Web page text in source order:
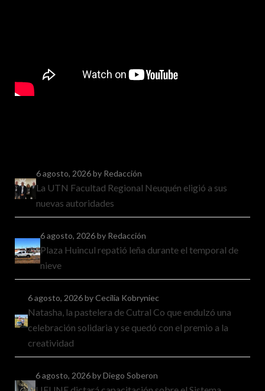
6 agosto, 2026by Redacción
La UTN Facultad Regional Neuquén eligió a sus
nuevas autoridades
6 agosto, 2026by Redacción
Plaza Huincul repatió leña durante el temporal de
nieve
6 agosto, 2026by Cecilia Kobryniec
Natasha, la pastelera de Cutral Co que endulzó una
celebración solidaria y se quedó con el premio a la
creatividad
6 agosto, 2026by Diego Soberon